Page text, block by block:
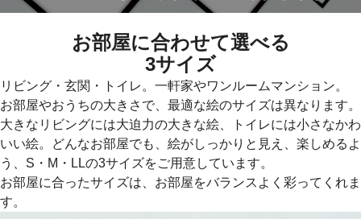
お部屋に合わせて選べる
3サイズ
リビング・玄関・トイレ。一軒家やワンルームマンション。
お部屋やおうちの大きさで、最適な絵のサイズは異なります。
大きなリビングには大迫力の大きな絵、トイレには小さなかわ
いい絵。どんなお部屋でも、絵がしっかりと見え、楽しめるよ
う、S・M・LLの3サイズをご用意しています。
お部屋に合ったサイズは、お部屋をバランスよく彩ってくれま
す。